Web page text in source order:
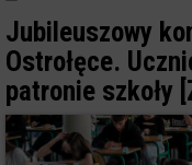
Jubileuszowy
Ostrołęce.
patronie szkoły